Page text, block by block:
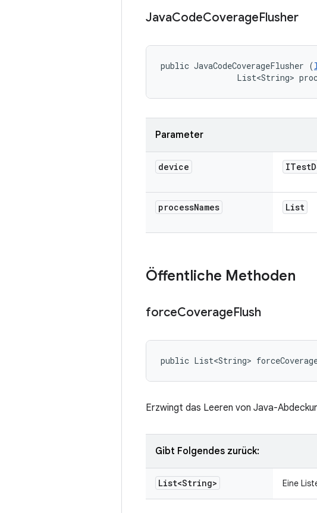
JavaCodeCoverageFlusher
public JavaCodeCoverageFlusher (
List<String>
Parameter
device ITest
processNames List
Öffentliche Methoden
forceCoverageFlush
public List<String>
Erzwingt das Leeren von Java-
Gibt Folgendes zurück:
List<String> Eine